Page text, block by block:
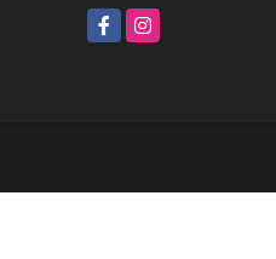
FacebookInstagram